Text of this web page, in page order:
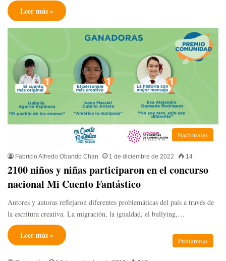
Leer más »
Nacionales
Fabricio Alfredo Obando Chan 1 de diciembre de 2022 14
2100 niños y niñas participaron en el concurso
nacional Mi Cuento Fantástico
Autores y autoras reflejaron diferentes problemáticas del país a través de
la escritura creativa. La migración, la igualdad, el bullying,…
Leer más »
Puntarenas